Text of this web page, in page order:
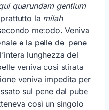
quarundam gentium
la milah
metodo. Veniva
e la pelle del pene
lunghezza del
veniva così stirata
veniva impedita per
sul pene dal pube
così un singolo